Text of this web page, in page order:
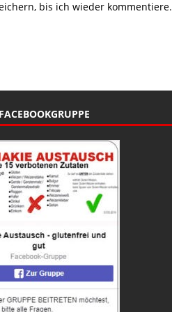
bis ich wieder kommentiere.